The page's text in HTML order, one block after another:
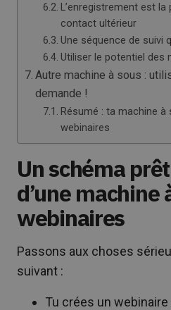
L’enregistrement est
contact ultérieur
Une séquence de suivi
Utiliser le potentiel des
Autre machine à sous :
demande !
Résumé : ta machine à
webinaires
Un schéma
d’une machine
webinaires
Passons aux choses
suivant :
Tu crées un webinaire